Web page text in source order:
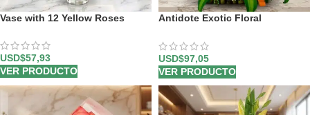
Vase with 12 Yellow Roses
USD$57,93
VER PRODUCTO
Antidote Exotic Floral
USD$97,05
VER PRODUCTO